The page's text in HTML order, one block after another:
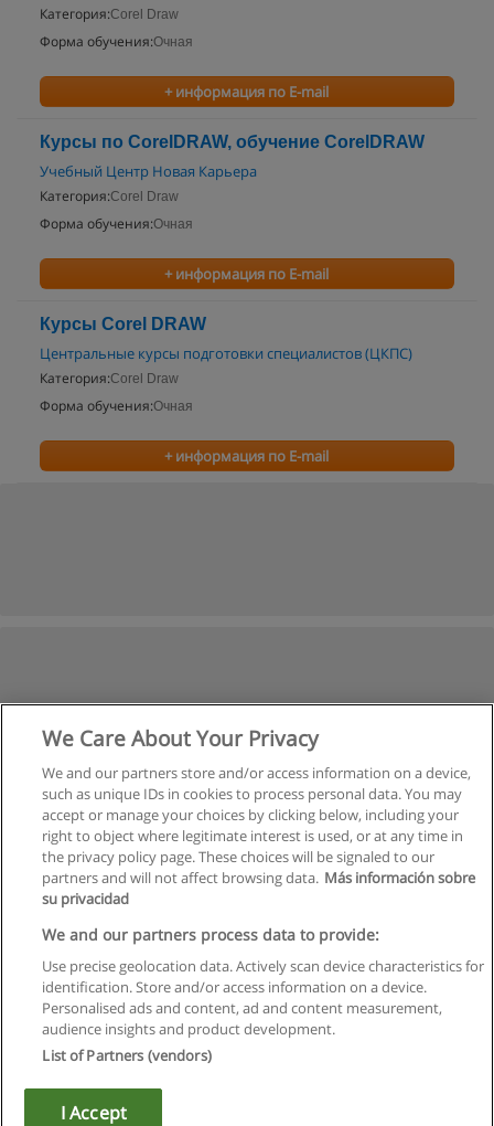
Категория:Corel Draw
Форма обучения:Очная
+ информация по E-mail
Курсы по CorelDRAW, обучение CorelDRAW
Учебный Центр Новая Карьера
Категория:Corel Draw
Форма обучения:Очная
+ информация по E-mail
Курсы Corel DRAW
Центральные курсы подготовки специалистов (ЦКПС)
Категория:Corel Draw
Форма обучения:Очная
+ информация по E-mail
Правила пользования
Конфиденциальность информации
We Care About Your Privacy
We and our partners store and/or access information on a device,
such as unique IDs in cookies to process personal data. You may
accept or manage your choices by clicking below, including your
right to object where legitimate interest is used, or at any time in
the privacy policy page. These choices will be signaled to our
partners and will not affect browsing data. Más información sobre
su privacidad
We and our partners process data to provide:
Use precise geolocation data. Actively scan device characteristics for
identification. Store and/or access information on a device.
Personalised ads and content, ad and content measurement,
audience insights and product development.
List of Partners (vendors)
I Accept